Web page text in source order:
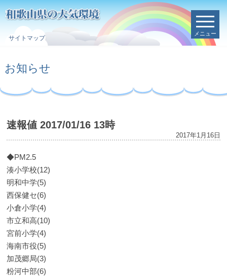
サイトマップ
メニュー
お知らせ
速報値 2017/01/16 13時
2017年1月16日
◆PM2.5
湊小学校(12)
明和中学(5)
西保健セ(6)
小倉小学(4)
市立和高(10)
宮前小学(4)
海南市役(5)
加茂郷局(3)
粉河中部(6)